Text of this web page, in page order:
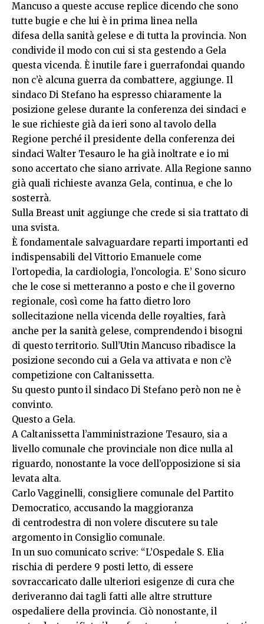
Mancuso a queste accuse replice dicendo che sono
tutte bugie e che lui è in prima linea nella
difesa della sanità gelese e di tutta la provincia. Non
condivide il modo con cui si sta gestendo a Gela
questa vicenda. È inutile fare i guerrafondai quando
non c’è alcuna guerra da combattere, aggiunge. Il
sindaco Di Stefano ha espresso chiaramente la
posizione gelese durante la conferenza dei sindaci e
le sue richieste già da ieri sono al tavolo della
Regione perché il presidente della conferenza dei
sindaci Walter Tesauro le ha già inoltrate e io mi
sono accertato che siano arrivate. Alla Regione sanno
già quali richieste avanza Gela, continua, e che lo
sosterrà.
Sulla Breast unit aggiunge che crede si sia trattato di
una svista.
È fondamentale salvaguardare reparti importanti ed
indispensabili del Vittorio Emanuele come
l’ortopedia, la cardiologia, l’oncologia. E’ Sono sicuro
che le cose si metteranno a posto e che il governo
regionale, così come ha fatto dietro loro
sollecitazione nella vicenda delle royalties, farà
anche per la sanità gelese, comprendendo i bisogni
di questo territorio. Sull’Utin Mancuso ribadisce la
posizione secondo cui a Gela va attivata e non c’è
competizione con Caltanissetta.
Su questo punto il sindaco Di Stefano però non ne è
convinto.
Questo a Gela.
A Caltanissetta l’amministrazione Tesauro, sia a
livello comunale che provinciale non dice nulla al
riguardo, nonostante la voce dell’opposizione si sia
levata alta.
Carlo Vagginelli, consigliere comunale del Partito
Democratico, accusando la maggioranza
di centrodestra di non volere discutere su tale
argomento in Consiglio comunale.
In un suo comunicato scrive: “L’Ospedale S. Elia
rischia di perdere 9 posti letto, di essere
sovraccaricato dalle ulteriori esigenze di cura che
deriveranno dai tagli fatti alle altre strutture
ospedaliere della provincia. Ciò nonostante, il